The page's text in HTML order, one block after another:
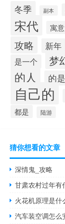
冬季 副本
宋代 寓意
攻略 新年
是一个 梦
的人 的是
自己的
都是 陆游
猜你想看的文章
深情鬼_攻略
甘肃农村过年有
火花机原理是什
汽车装空调怎么